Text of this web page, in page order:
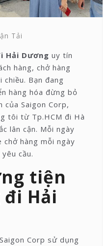
Tải
Hải Dương uy tín
hàng, chở hàng
chiều. Bạn đang
hàng hóa đừng bỏ
của Saigon Corp,
tôi từ Tp.HCM đi Hà
lân cận. Mỗi ngày
chở hàng mỗi ngày
cầu.
tiện
Hải
Corp sử dụng